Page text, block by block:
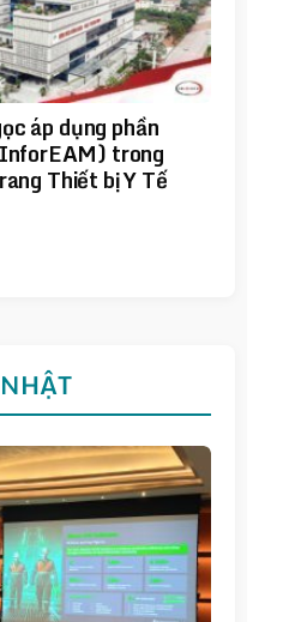
áp dụng phần
trong
Thiết bị Y Tế